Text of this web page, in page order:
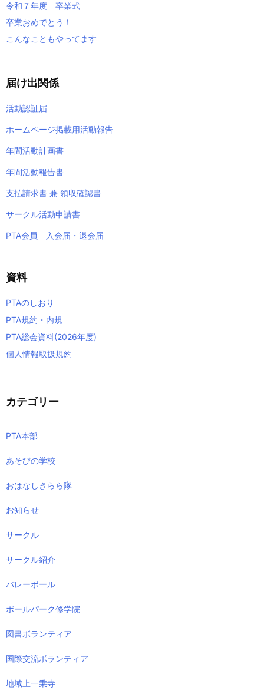
令和７年度 卒業式
卒業おめでとう！
こんなこともやってます
届け出関係
活動認証届
ホームページ掲載用活動報告
年間活動計画書
年間活動報告書
支払請求書 兼 領収確認書
サークル活動申請書
PTA会員 入会届・退会届
資料
PTAのしおり
PTA規約・内規
PTA総会資料(2026年度)
個人情報取扱規約
カテゴリー
PTA本部
あそびの学校
おはなしきらら隊
お知らせ
サークル
サークル紹介
バレーボール
ボールパーク修学院
図書ボランティア
国際交流ボランティア
地域上一乗寺